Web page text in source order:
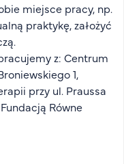
miejsce pracy, np.
praktykę, założyć
z: Centrum
1,
przy ul. Praussa
Równe